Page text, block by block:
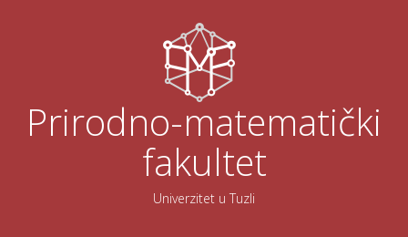
Prirodno-matematički
fakultet
Univerzitet u Tuzli